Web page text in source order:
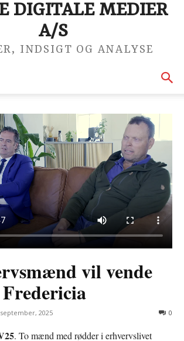
DIGITALE MEDIER
A/S
INDSIGT OG ANALYSE
vil vende
2025 0
. To mænd med rødder i erhvervslivet